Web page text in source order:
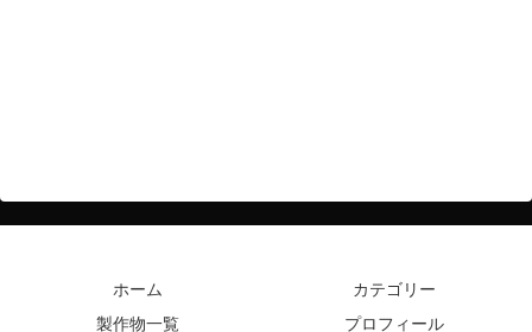
ホーム
カテゴリー
製作物一覧
プロフィール